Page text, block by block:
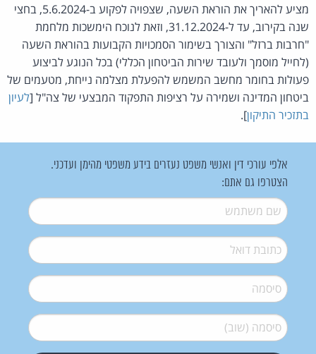
מציע להאריך את הוראת השעה, שצפויה לפקוע ב-5.6.2024, בחצי
שנה בקירוב, עד ל-31.12.2024, וזאת לנוכח הימשכות מלחמת
"חרבות ברזל" והצורך בשימור הסמכויות הקבועות בהוראת השעה
(לחייל מוסמך ולעובד שירות הביטחון הכללי) בכל הנוגע לביצוע
פעולות בחומר מחשב המשמש להפעלת מצלמה נייחת, מטעמים של
ביטחון המדינה ושמירה על רציפות התפקוד המבצעי של צה"ל [לעיון
בתזכיר התיקון].
אלפי עורכי דין ואנשי משפט נעזרים בידע משפטי מהימן ועדכני.
הצטרפו גם אתם:
שם משתמש*
דואל*
סיסמה*
סיסמה (שוב)*